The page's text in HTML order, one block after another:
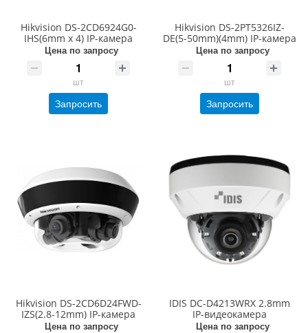
Hikvision DS-2CD6924G0-
IHS(6mm x 4) IP-камера
Цена по запросу
шт
Запросить
Hikvision DS-2PT5326IZ-
DE(5-50mm)(4mm) IP-камера
Цена по запросу
шт
Запросить
Hikvision DS-2CD6D24FWD-
IZS(2.8-12mm) IP-камера
Цена по запросу
IDIS DC-D4213WRX 2.8mm
IP-видеокамера
Цена по запросу